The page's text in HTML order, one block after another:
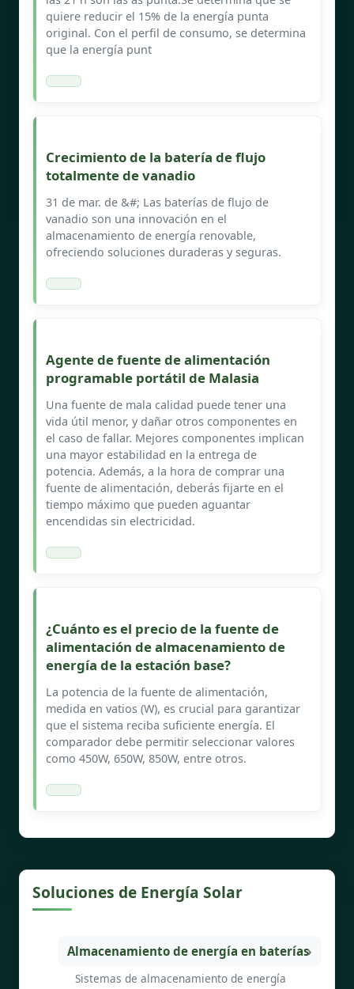
quiere reducir el 15% de la energía punta
original. Con el perfil de consumo, se determina
que la energía punt
Crecimiento de la batería de flujo
totalmente de vanadio
31 de mar. de &#; Las baterías de flujo de
vanadio son una innovación en el
almacenamiento de energía renovable,
ofreciendo soluciones duraderas y seguras.
Agente de fuente de alimentación
programable portátil de Malasia
Una fuente de mala calidad puede tener una
vida útil menor, y dañar otros componentes en
el caso de fallar. Mejores componentes implican
una mayor estabilidad en la entrega de
potencia. Además, a la hora de comprar una
fuente de alimentación, deberás fijarte en el
tiempo máximo que pueden aguantar
encendidas sin electricidad.
¿Cuánto es el precio de la fuente de
alimentación de almacenamiento de
energía de la estación base?
La potencia de la fuente de alimentación,
medida en vatios (W), es crucial para garantizar
que el sistema reciba suficiente energía. El
comparador debe permitir seleccionar valores
como 450W, 650W, 850W, entre otros.
Soluciones de Energía Solar
Almacenamiento de energía en baterías
Sistemas de almacenamiento de energía